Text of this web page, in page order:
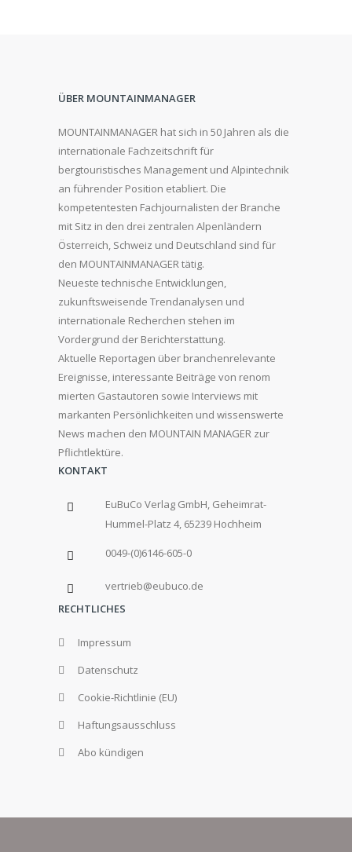
ÜBER MOUNTAINMANAGER
MOUNTAINMANAGER hat sich in 50 Jahren als die
internationale Fachzeitschrift für
bergtouristisches Management und Alpintechnik
an führender Position etabliert. Die
kompetentesten Fachjournalisten der Branche
mit Sitz in den drei zentralen Alpenländern
Österreich, Schweiz und Deutschland sind für
den MOUNTAINMANAGER tätig.
Neueste technische Entwicklungen,
zukunftsweisende Trendanalysen und
internationale Recherchen stehen im
Vordergrund der Berichterstattung.
Aktuelle Reportagen über branchenrelevante
Ereignisse, interessante Beiträge von renom
mierten Gastautoren sowie Interviews mit
markanten Persönlichkeiten und wissenswerte
News machen den MOUNTAIN MANAGER zur
Pflichtlektüre.
KONTAKT
EuBuCo Verlag GmbH, Geheimrat-
Hummel-Platz 4, 65239 Hochheim
0049-(0)6146-605-0
vertrieb@eubuco.de
RECHTLICHES
Impressum
Datenschutz
Cookie-Richtlinie (EU)
Haftungsausschluss
Abo kündigen